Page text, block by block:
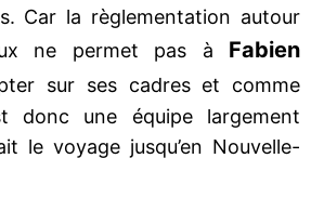
Car la règlementation autour
ne permet pas à Fabien
sur ses cadres et comme
donc une équipe largement
le voyage jusqu’en Nouvelle-